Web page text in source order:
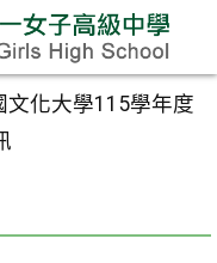
文化大學115學年度